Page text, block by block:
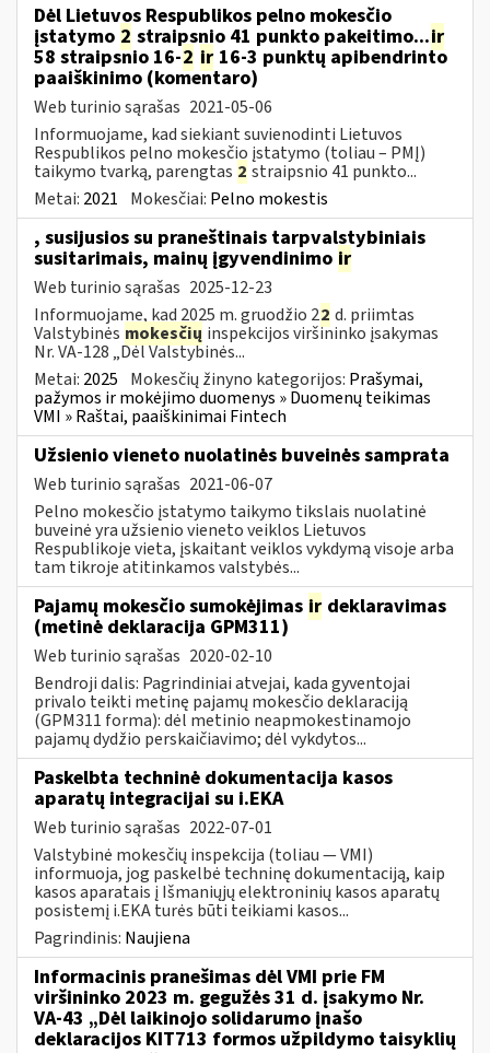
Dėl Lietuvos Respublikos pelno mokesčio
įstatymo 2 straipsnio 41 punkto pakeitimo...ir
58 straipsnio 16-2 ir 16-3 punktų apibendrinto
paaiškinimo (komentaro)
Web turinio sąrašas 2021-05-06
Informuojame, kad siekiant suvienodinti Lietuvos
Respublikos pelno mokesčio įstatymo (toliau – PMĮ)
taikymo tvarką, parengtas 2 straipsnio 41 punkto...
Metai: 2021 Mokesčiai: Pelno mokestis
, susijusios su praneštinais tarpvalstybiniais
susitarimais, mainų įgyvendinimo ir
Web turinio sąrašas 2025-12-23
Informuojame, kad 2025 m. gruodžio 22 d. priimtas
Valstybinės mokesčių inspekcijos viršininko įsakymas
Nr. VA-128 „Dėl Valstybinės...
Metai: 2025 Mokesčių žinyno kategorijos: Prašymai,
pažymos ir mokėjimo duomenys » Duomenų teikimas
VMI » Raštai, paaiškinimai Fintech
Užsienio vieneto nuolatinės buveinės samprata
Web turinio sąrašas 2021-06-07
Pelno mokesčio įstatymo taikymo tikslais nuolatinė
buveinė yra užsienio vieneto veiklos Lietuvos
Respublikoje vieta, įskaitant veiklos vykdymą visoje arba
tam tikroje atitinkamos valstybės...
Pajamų mokesčio sumokėjimas ir deklaravimas
(metinė deklaracija GPM311)
Web turinio sąrašas 2020-02-10
Bendroji dalis: Pagrindiniai atvejai, kada gyventojai
privalo teikti metinę pajamų mokesčio deklaraciją
(GPM311 forma): dėl metinio neapmokestinamojo
pajamų dydžio perskaičiavimo; dėl vykdytos...
Paskelbta techninė dokumentacija kasos
aparatų integracijai su i.EKA
Web turinio sąrašas 2022-07-01
Valstybinė mokesčių inspekcija (toliau — VMI)
informuoja, jog paskelbė techninę dokumentaciją, kaip
kasos aparatais į Išmaniųjų elektroninių kasos aparatų
posistemį i.EKA turės būti teikiami kasos...
Pagrindinis: Naujiena
Informacinis pranešimas dėl VMI prie FM
viršininko 2023 m. gegužės 31 d. įsakymo Nr.
VA-43 „Dėl laikinojo solidarumo įnašo
deklaracijos KIT713 formos užpildymo taisyklių